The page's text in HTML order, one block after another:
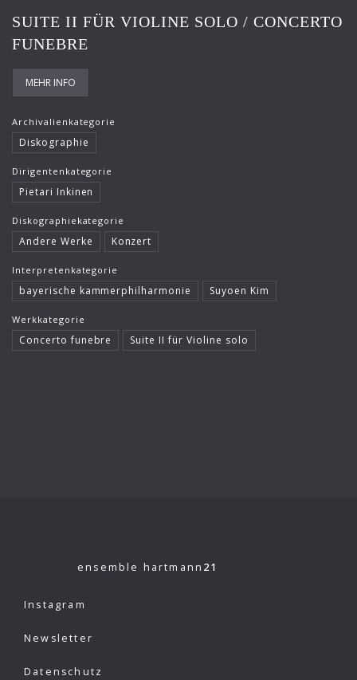
Ruben Gazarian
Sebastian Weigle
Timothy Reynish
Ulf Schirmer
Viviane Hagner
SUITE II FÜR VIOLINE SOLO / CONCERTO
FUNEBRE
MEHR INFO
Archivalienkategorie
Diskographie
Dirigentenkategorie
Pietari Inkinen
Diskographiekategorie
Andere Werke Konzert
Interpretenkategorie
bayerische kammerphilharmonie Suyoen Kim
Werkkategorie
Concerto funebre Suite II für Violine solo
ensemble hartmann 21
Instagram
Newsletter
Datenschutz